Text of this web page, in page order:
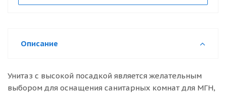
Описание
Унитаз с высокой посадкой является желательным
выбором для оснащения санитарных комнат для МГН,